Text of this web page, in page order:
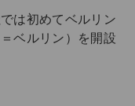
は初めてベルリン
ベルリン）を開設